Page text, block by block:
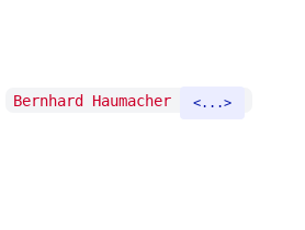
Bernhard Haumacher ...